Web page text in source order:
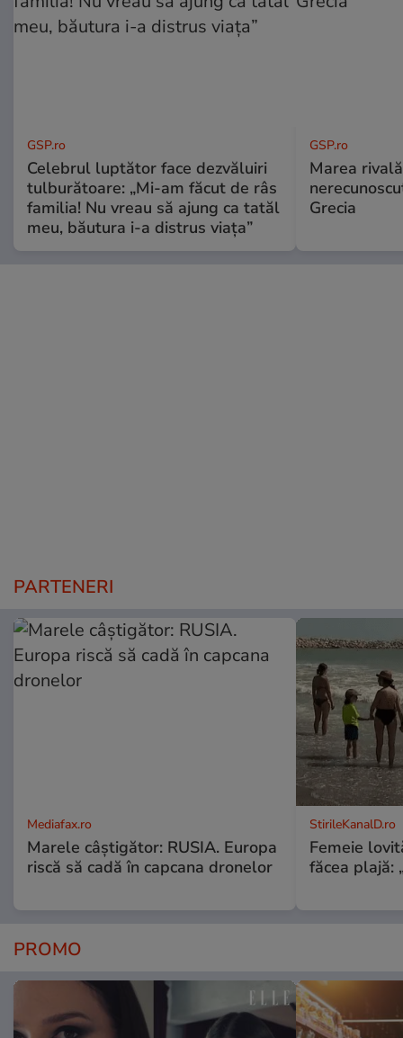
GSP.ro
Celebrul luptător face dezvăluiri
tulburătoare: „Mi-am făcut de râs
familia! Nu vreau să ajung ca tatăl
meu, băutura i-a distrus viața”
GSP.ro
Marea
Grecia
PARTENERI
Mediafax.ro
Marele câștigător: RUSIA. Europa
riscă să cadă în capcana dronelor
StirileKanalD.ro
Femeie
făcea plajă:
PROMO